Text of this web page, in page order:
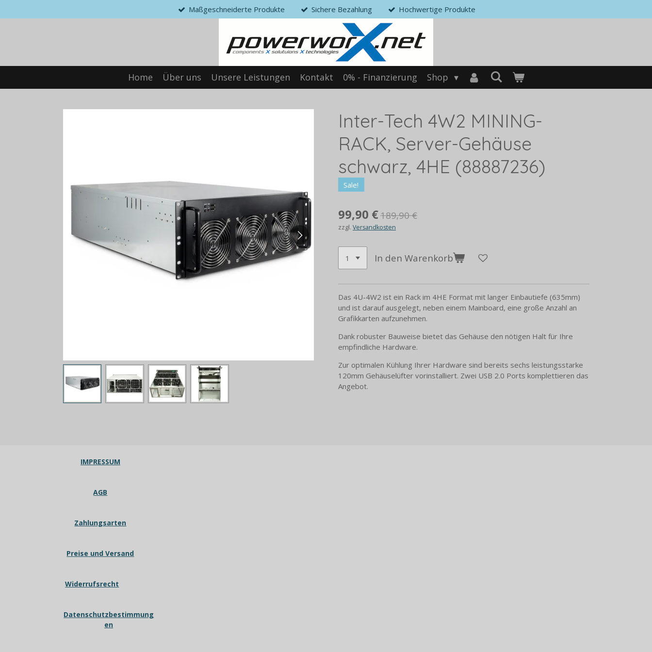
Hauptinhalt
Maßgeschneiderte Produkte Sichere Bezahlung Hochwertige Produkte
Home Über uns Unsere Leistungen Kontakt 0% - Finanzierung Shop
Inter-Tech 4W2 MINING-
RACK, Server-Gehäuse
schwarz, 4HE (88887236)
Sale!
99,90 €189,90 €
zzgl. Versandkosten
In den Warenkorb
Das 4U-4W2 ist ein Rack im 4HE Format mit langer Einbautiefe (635mm)
und ist darauf ausgelegt, neben einem Mainboard, eine große Anzahl an
Grafikkarten aufzunehmen.
Dank robuster Bauweise bietet das Gehäuse den nötigen Halt für Ihre
empfindliche Hardware.
Zur optimalen Kühlung Ihrer Hardware sind bereits sechs leistungsstarke
120mm Gehäuselüfter vorinstalliert. Zwei USB 2.0 Ports komplettieren das
Angebot.
IMPRESSUM
AGB
Zahlungsarten
Preise und Versand
Widerrufsrecht
Datenschutzbestimmung
en